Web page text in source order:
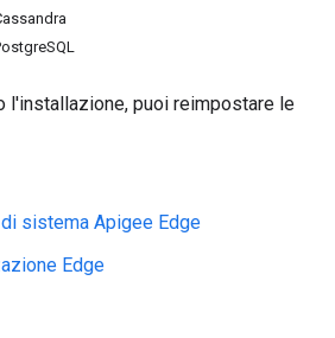
l'installazione, puoi reimpostare le
sistema Apigee Edge
Edge